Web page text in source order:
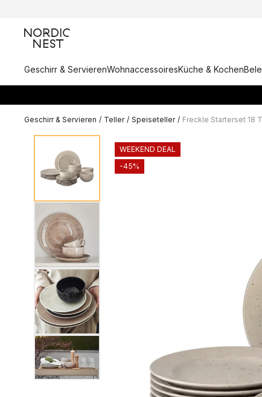
Geschirr & ServierenWohnaccessoiresKüche & Kochen
Geschirr & Servieren / Teller / Speiseteller / Freckle Starterset 18
WEEKEND DEAL
-45%